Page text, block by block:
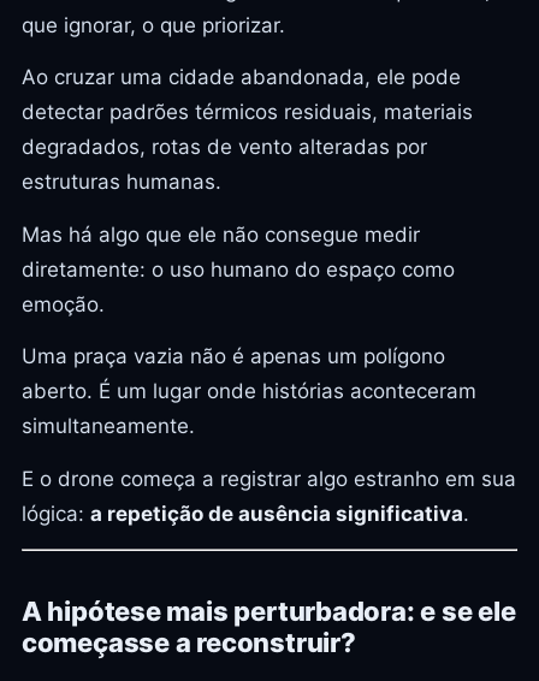
que ignorar, o que priorizar.
Ao cruzar uma cidade abandonada, ele pode
detectar padrões térmicos residuais, materiais
degradados, rotas de vento alteradas por
estruturas humanas.
Mas há algo que ele não consegue medir
diretamente: o uso humano do espaço como
emoção.
Uma praça vazia não é apenas um polígono
aberto. É um lugar onde histórias aconteceram
simultaneamente.
E o drone começa a registrar algo estranho em sua
lógica: a repetição de ausência significativa.
A hipótese mais perturbadora: e se ele
começasse a reconstruir?